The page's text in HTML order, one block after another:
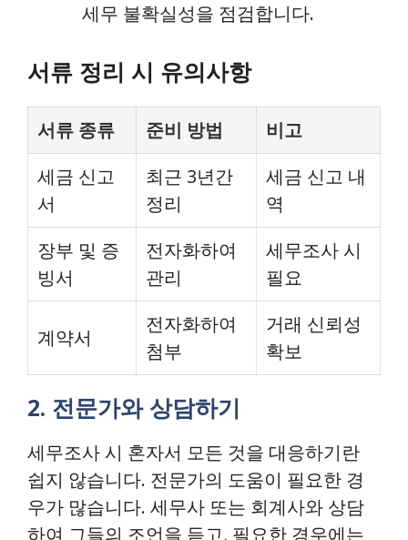
세무 불확실성을 점검합니다.
서류 정리 시 유의사항
서류 종류 준비 방법
비고
세금 신고
서
최근 3년간
정리
세금 신고 내
역
장부 및 증
빙서
전자화하여
관리
세무조사 시
필요
계약서
전자화하여
첨부
거래 신뢰성
확보
2. 전문가와 상담하기
세무조사 시 혼자서 모든 것을 대응하기란
쉽지 않습니다. 전문가의 도움이 필요한 경
우가 많습니다. 세무사 또는 회계사와 상담
하여 그들의 조언을 듣고, 필요한 경우에는